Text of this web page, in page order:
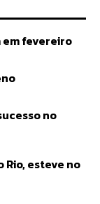
fevereiro
no
esteve no